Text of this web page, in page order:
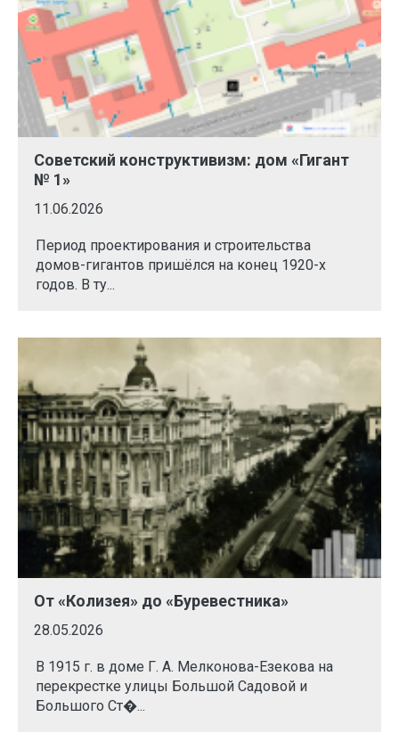
Советский конструктивизм: дом «Гигант
№ 1»
11.06.2026
Период проектирования и строительства
домов-гигантов пришёлся на конец 1920-х
годов. В ту...
От «Колизея» до «Буревестника»
28.05.2026
В 1915 г. в доме Г. А. Мелконова-Езекова на
перекрестке улицы Большой Садовой и
Большого Ст�...